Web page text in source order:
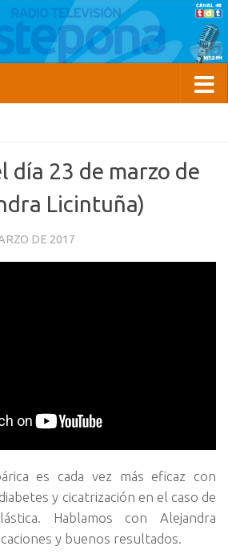
día 23 de marzo de
Licintuña)
DE 2017
es cada vez más eficaz con
y cicatrización en el caso de
Hablamos con Alejandra
y buenos resultados.